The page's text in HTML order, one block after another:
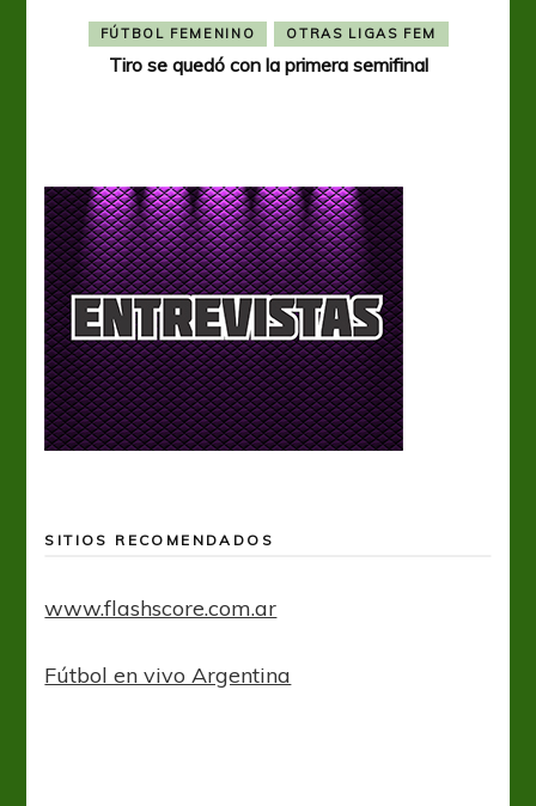
FÚTBOL FEMENINO OTRAS LIGAS FEM
Tiro se quedó con la primera semifinal
SITIOS RECOMENDADOS
www.flashscore.com.ar
Fútbol en vivo Argentina